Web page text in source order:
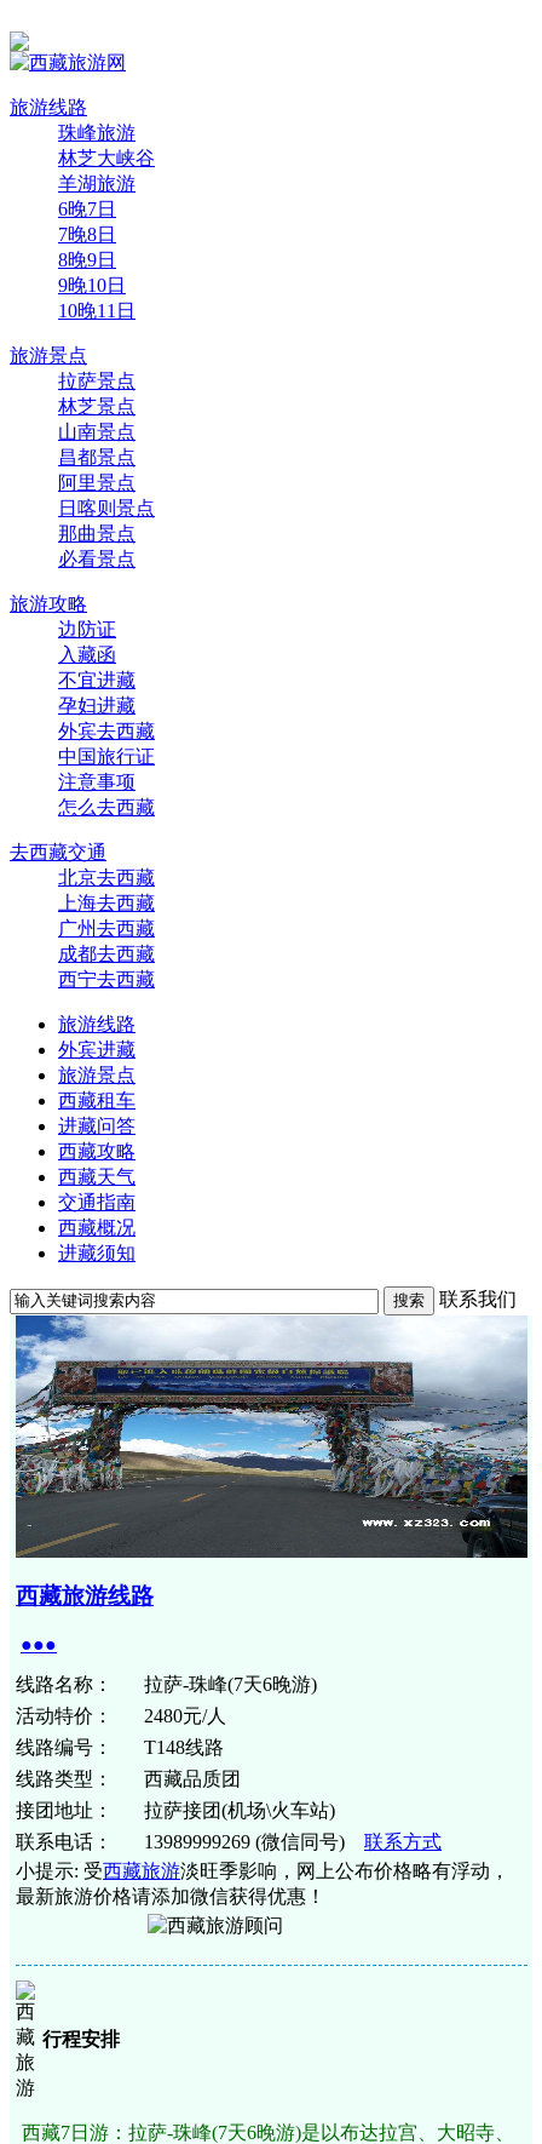
旅游线路
珠峰旅游
林芝大峡谷
羊湖旅游
6晚7日
7晚8日
8晚9日
9晚10日
10晚11日
旅游景点
拉萨景点
林芝景点
山南景点
昌都景点
阿里景点
日喀则景点
那曲景点
必看景点
旅游攻略
边防证
入藏函
不宜进藏
孕妇进藏
外宾去西藏
中国旅行证
注意事项
怎么去西藏
去西藏交通
北京去西藏
上海去西藏
广州去西藏
成都去西藏
西宁去西藏
旅游线路
外宾进藏
旅游景点
西藏租车
进藏问答
西藏攻略
西藏天气
交通指南
西藏概况
进藏须知
搜索 联系我们
西藏旅游线路
●●●
线路名称：
拉萨-珠峰(7天6晚游)
活动特价：
2480元/人
线路编号：
T148线路
线路类型：
西藏品质团
接团地址：
拉萨接团(机场\火车站)
联系电话：
13989999269 (微信同号) 联系方式
小提示: 受西藏旅游淡旺季影响，网上公布价格略有浮动，
最新旅游价格请添加微信获得优惠！
行程安排
西藏7日游：拉萨-珠峰(7天6晚游)是以布达拉宫、大昭寺、